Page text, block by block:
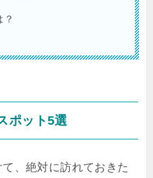
？
ポット5選
、絶対に訪れておきた